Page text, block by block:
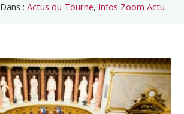
Dans :Actus du Tourne, Infos Zoom Actu